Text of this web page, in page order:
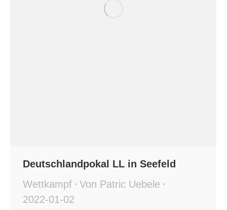
Deutschlandpokal LL in Seefeld
Wettkampf
Von Patric Uebele
2022-01-02